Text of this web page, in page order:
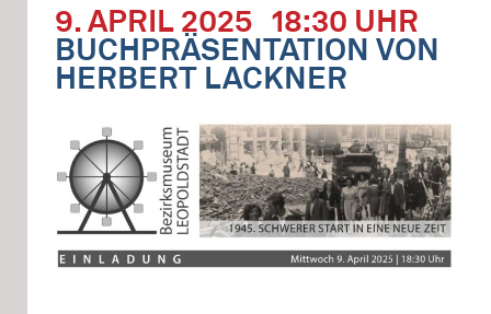
9. APRIL 2025 18:30 UHR
BUCHPRÄSENTATION VON
HERBERT LACKNER